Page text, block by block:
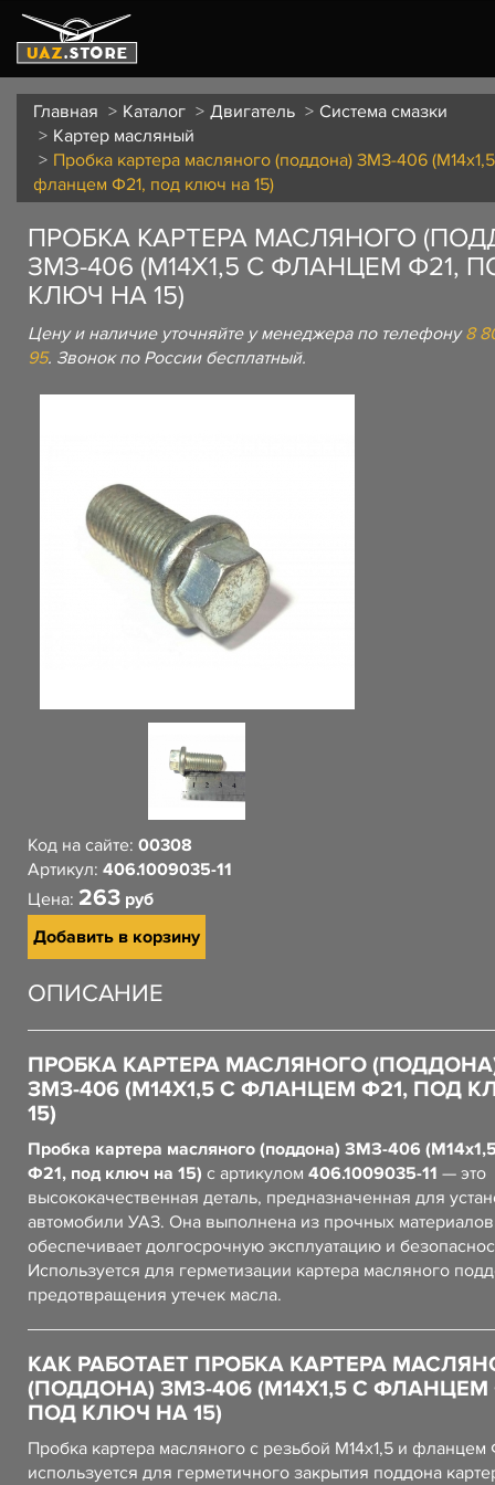
Главная Каталог Двигатель
Система смазки
Картер масляный
Пробка картера масляного (поддона) ЗМЗ-406
фланцем Ф21, под ключ на 15)
ПРОБКА КАРТЕРА МАСЛЯНОГО
ЗМЗ-406 (М14Х1,5 С ФЛАНЦЕМ Ф21,
КЛЮЧ НА 15)
Цену и наличие уточняйте у менеджера по телефону8
95. Звонок по России бесплатный.
Код на сайте: 00308
Артикул: 406.1009035-11
Цена: 263 руб
Добавить в корзину
ОПИСАНИЕ
ПРОБКА КАРТЕРА МАСЛЯНОГО
ЗМЗ-406 (М14Х1,5 С ФЛАНЦЕМ Ф21, ПОД
15)
Пробка картера масляного (поддона) ЗМЗ-406
Ф21, под ключ на 15) с артикулом 406.1009035-11 — это
высококачественная деталь, предназначенная для
автомобили УАЗ. Она выполнена из прочных
обеспечивает долгосрочную эксплуатацию и
Используется для герметизации картера масляного
предотвращения утечек масла.
КАК РАБОТАЕТ ПРОБКА КАРТЕРА
(ПОДДОНА) ЗМЗ-406 (М14Х1,5 С ФЛАНЦЕМ
ПОД КЛЮЧ НА 15)
Пробка картера масляного с резьбой М14х1,5 и фланцем
используется для герметичного закрытия поддона